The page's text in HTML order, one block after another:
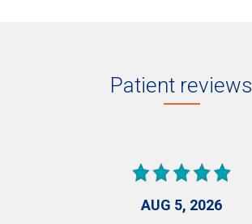
Patient reviews
AUG 5, 2026